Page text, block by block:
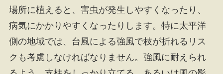
場所に植えると、害虫が発生しやすくなったり、
病気にかかりやすくなったりします。特に太平洋
側の地域では、台風による強風で枝が折れるリス
クも考慮しなければなりません。強風に耐えられ